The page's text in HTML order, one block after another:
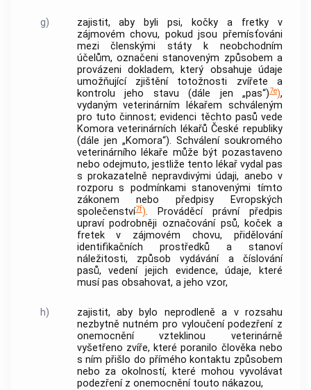
g)
zajistit, aby byli psi, kočky a fretky v
zájmovém chovu, pokud jsou přemísťováni
mezi členskými státy k neobchodním
účelům, označeni stanoveným způsobem a
provázeni dokladem, který obsahuje údaje
umožňující zjištění totožnosti zvířete a
kontrolu jeho stavu (dále jen „pas“)7e),
vydaným veterinárním lékařem schváleným
pro tuto činnost; evidenci těchto pasů vede
Komora veterinárních lékařů České republiky
(dále jen „Komora“). Schválení soukromého
veterinárního lékaře může být pozastaveno
nebo odejmuto, jestliže tento lékař vydal pas
s prokazatelně nepravdivými údaji, anebo v
rozporu s podmínkami stanovenými tímto
zákonem nebo předpisy Evropských
společenství7f). Prováděcí právní předpis
upraví podrobněji označování psů, koček a
fretek v zájmovém chovu, přidělování
identifikačních prostředků a stanoví
náležitosti, způsob vydávání a číslování
pasů, vedení jejich evidence, údaje, které
musí pas obsahovat, a jeho vzor,
h)
zajistit, aby bylo neprodleně a v rozsahu
nezbytně nutném pro vyloučení podezření z
onemocnění vzteklinou veterinárně
vyšetřeno zvíře, které poranilo člověka nebo
s ním přišlo do přímého kontaktu způsobem
nebo za okolností, které mohou vyvolávat
podezření z onemocnění touto nákazou,